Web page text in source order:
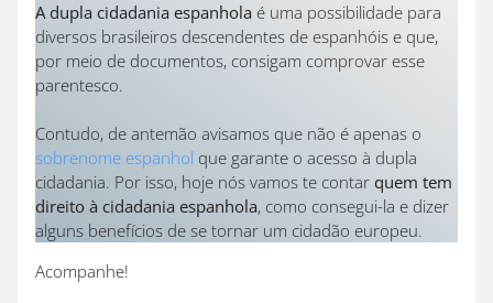
A dupla cidadania espanhola é uma possibilidade para
diversos brasileiros descendentes de espanhóis e que,
por meio de documentos, consigam comprovar esse
parentesco.
Contudo, de antemão avisamos que não é apenas o
sobrenome espanhol que garante o acesso à dupla
cidadania. Por isso, hoje nós vamos te contar quem tem
direito à cidadania espanhola, como consegui-la e dizer
alguns benefícios de se tornar um cidadão europeu.
Acompanhe!